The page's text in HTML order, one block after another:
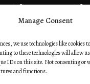
Manage Consent
we use technologies like cookies
to these technologies will allow
IDs on this site. Not consenting or
and functions.
26580 και 27310 26581